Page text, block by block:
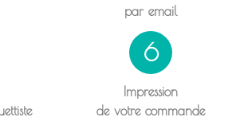
par email
6
Impression
de votre commande